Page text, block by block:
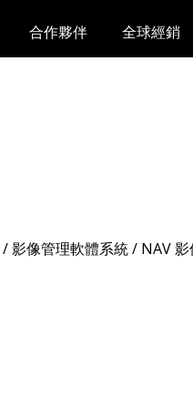
合作夥伴 全球經銷
/ 影像管理軟體系統 / NAV